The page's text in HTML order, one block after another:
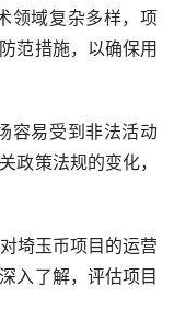
领域复杂多样，项
范措施，以确保用
容易受到非法活动
政策法规的变化，
埼玉币项目的运营
入了解，评估项目